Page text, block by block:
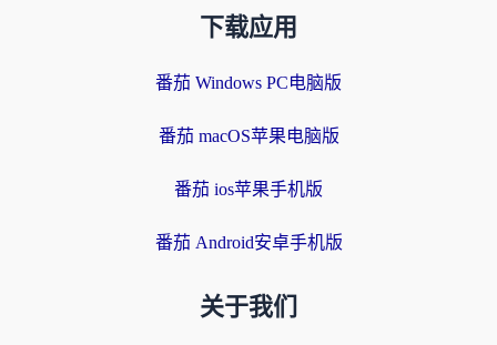
下载应用
番茄 Windows PC电脑版
番茄 macOS苹果电脑版
番茄 ios苹果手机版
番茄 Android安卓手机版
关于我们